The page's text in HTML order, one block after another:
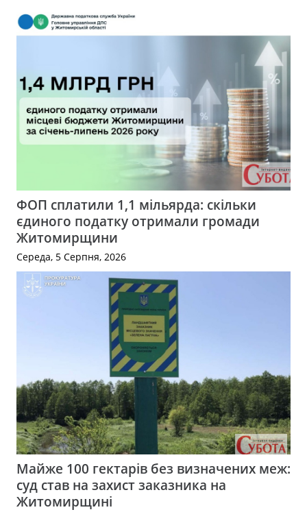
ФОП сплатили 1,1 мільярда: скільки
єдиного податку отримали громади
Житомирщини
Середа, 5 Серпня, 2026
Майже 100 гектарів без визначених меж:
суд став на захист заказника на
Житомирщині